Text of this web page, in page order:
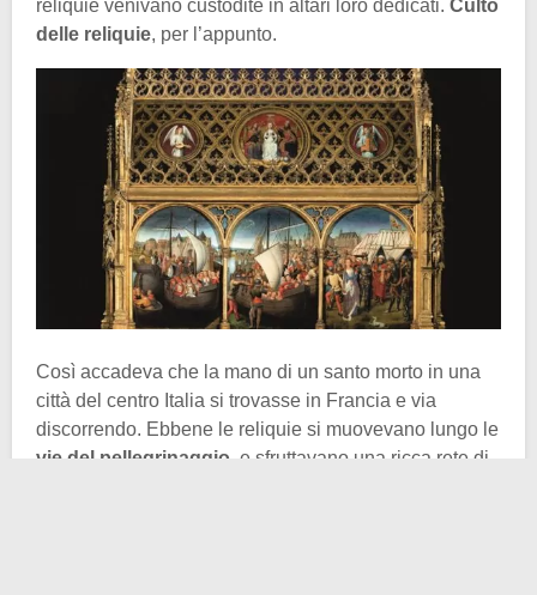
reliquie venivano custodite in altari loro dedicati. Culto
delle reliquie, per l’appunto.
Così accadeva che la mano di un santo morto in una
città del centro Italia si trovasse in Francia e via
discorrendo. Ebbene le reliquie si muovevano lungo le
vie del pellegrinaggio , e sfruttavano una ricca rete di